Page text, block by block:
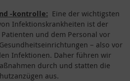
-kontrolle: Eine der wichtigsten
Infektionskrankheiten ist der
und dem Personal vor
– also vor
Infektionen. Daher führen wir
durch und statten die
aus.